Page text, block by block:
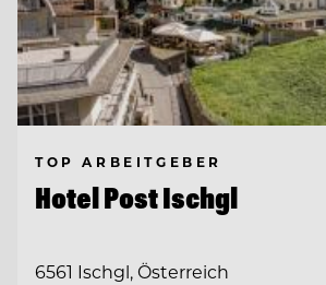
TOP ARBEITGEBER
Hotel Post Ischgl
6561 Ischgl, Österreich